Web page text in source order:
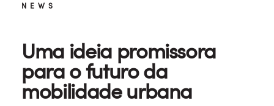
NEWS
Uma ideia promissora
para o futuro da
mobilidade urbana